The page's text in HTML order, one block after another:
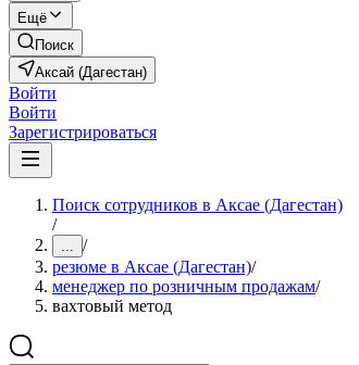
Ещё
Поиск
Аксай (Дагестан)
Войти
Войти
Зарегистрироваться
Поиск сотрудников в Аксае (Дагестан)
/
... /
резюме в Аксае (Дагестан)/
менеджер по розничным продажам/
вахтовый метод